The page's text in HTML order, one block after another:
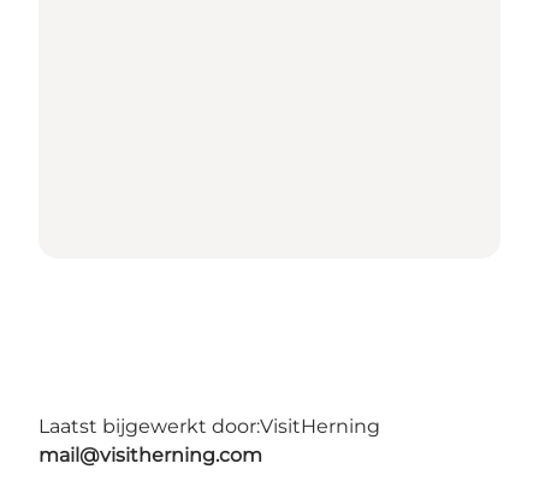
Laatst bijgewerkt door:VisitHerning
mail@visitherning.com